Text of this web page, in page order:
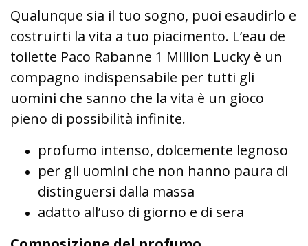
Qualunque sia il tuo sogno, puoi esaudirlo e
costruirti la vita a tuo piacimento. L’eau de
toilette Paco Rabanne 1 Million Lucky è un
compagno indispensabile per tutti gli
uomini che sanno che la vita è un gioco
pieno di possibilità infinite.
profumo intenso, dolcemente legnoso
per gli uomini che non hanno paura di
distinguersi dalla massa
adatto all’uso di giorno e di sera